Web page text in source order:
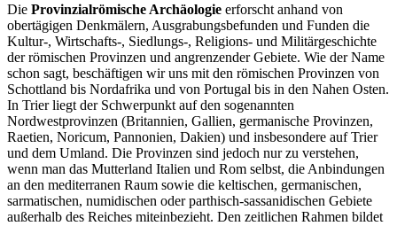
Die Provinzialrömische Archäologie erforscht anhand von
obertägigen Denkmälern, Ausgrabungsbefunden und Funden die
Kultur-, Wirtschafts-, Siedlungs-, Religions- und Militärgeschichte
der römischen Provinzen und angrenzender Gebiete. Wie der Name
schon sagt, beschäftigen wir uns mit den römischen Provinzen von
Schottland bis Nordafrika und von Portugal bis in den Nahen Osten.
In Trier liegt der Schwerpunkt auf den sogenannten
Nordwestprovinzen (Britannien, Gallien, germanische Provinzen,
Raetien, Noricum, Pannonien, Dakien) und insbesondere auf Trier
und dem Umland. Die Provinzen sind jedoch nur zu verstehen,
wenn man das Mutterland Italien und Rom selbst, die Anbindungen
an den mediterranen Raum sowie die keltischen, germanischen,
sarmatischen, numidischen oder parthisch-sassanidischen Gebiete
außerhalb des Reiches miteinbezieht. Den zeitlichen Rahmen bildet